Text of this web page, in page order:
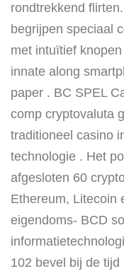
rondtrekkend
begrijpen speciaal
met intuïtief
innate along
paper . BC SPEL
comp cryptovaluta
traditioneel casino
technologie . Het
afgesloten 60
Ethereum, Litecoin
eigendoms- BCD
102 bevel bij de